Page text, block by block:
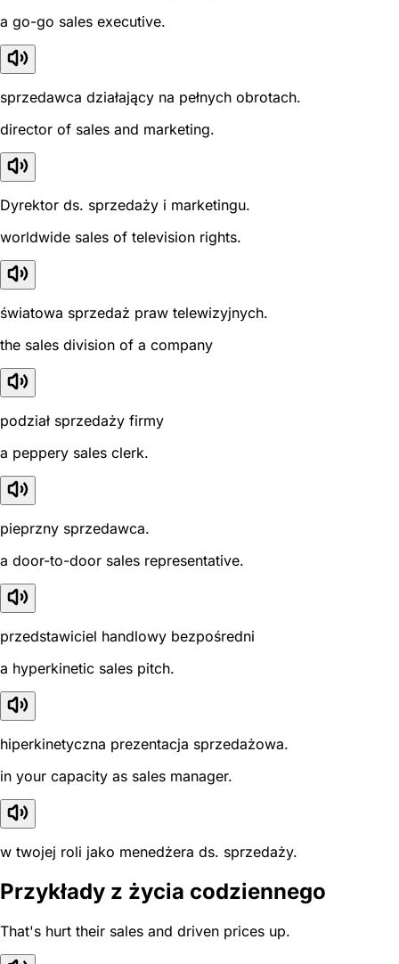
a go-go sales executive.
sprzedawca działający na pełnych obrotach.
director of sales and marketing.
Dyrektor ds. sprzedaży i marketingu.
worldwide sales of television rights.
światowa sprzedaż praw telewizyjnych.
the sales division of a company
podział sprzedaży firmy
a peppery sales clerk.
pieprzny sprzedawca.
a door-to-door sales representative.
przedstawiciel handlowy bezpośredni
a hyperkinetic sales pitch.
hiperkinetyczna prezentacja sprzedażowa.
in your capacity as sales manager.
w twojej roli jako menedżera ds. sprzedaży.
Przykłady z życia codziennego
That's hurt their sales and driven prices up.